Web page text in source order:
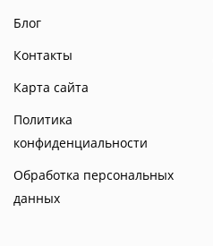
Блог
Контакты
Карта сайта
Политика
конфиденциальности
Обработка персональных
данных